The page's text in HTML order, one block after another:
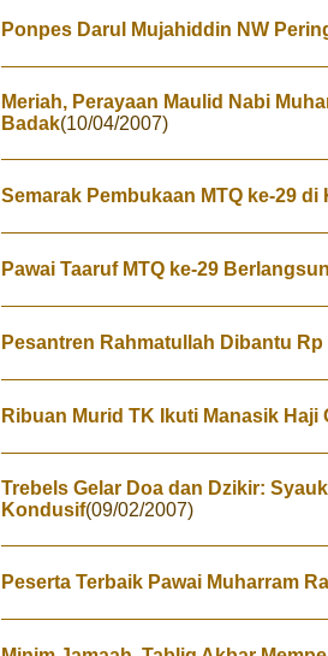
Ponpes Darul Mujahiddin NW
Meriah, Perayaan Maulid Nabi
Badak(10/04/2007)
Semarak Pembukaan MTQ ke-29
Pawai Taaruf MTQ ke-29
Pesantren Rahmatullah Dibantu Rp
Ribuan Murid TK Ikuti Manasik Haji
Trebels Gelar Doa dan Dzikir:
Kondusif(09/02/2007)
Peserta Terbaik Pawai Muharram